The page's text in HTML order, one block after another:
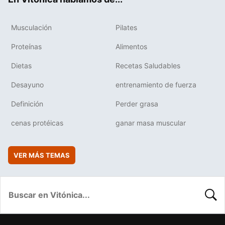
Musculación Pilates
Proteínas Alimentos
Dietas Recetas Saludables
Desayuno entrenamiento de fuerza
Definición Perder grasa
cenas protéicas ganar masa muscular
VER MÁS TEMAS